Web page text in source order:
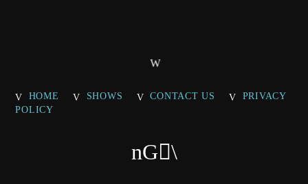
HOME SHOWS CONTACT US
PRIVACY
POLICY